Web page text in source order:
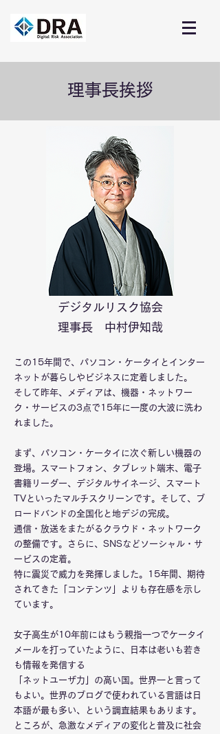
​理事長挨拶
デジタルリスク協会
​理事長 中村伊知哉
この15年間で、パソコン・ケータイとインター
ネットが暮らしやビジネスに定着しました。
そして昨年、メディアは、機器・ネットワー
ク・サービスの3点で15年に一度の大波に洗わ
れました。
まず、パソコン・ケータイに次ぐ新しい機器の
登場。スマートフォン、タブレット端末、電子
書籍リーダー、デジタルサイネージ、スマート
TVといったマルチスクリーンです。そして、ブ
ロードバンドの全国化と地デジの完成。
通信・放送をまたがるクラウド・ネットワーク
の整備です。さらに、SNSなどソーシャル・サ
ービスの定着。
特に震災で威力を発揮しました。15年間、期待
されてきた「コンテンツ」よりも存在感を示し
ています。
女子高生が10年前にはもう親指一つでケータイ
メールを打っていたように、日本は老いも若き
も情報を発信する
「ネットユーザ力」の高い国。世界一と言って
もよい。世界のブログで使われている言語は日
本語が最も多い、という調査結果もあります。
ところが、急激なメディアの変化と普及に社会